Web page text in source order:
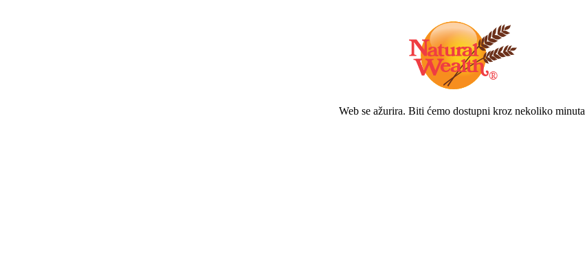
Web se ažurira. Biti ćemo dostupni kroz nekoliko minuta